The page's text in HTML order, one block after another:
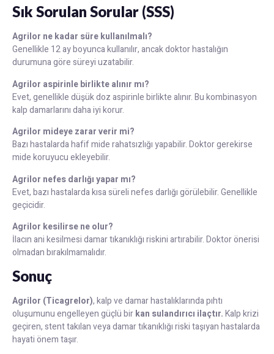
Sık Sorulan Sorular (SSS)
Agrilor ne kadar süre kullanılmalı?
Genellikle 12 ay boyunca kullanılır, ancak doktor hastalığın
durumuna göre süreyi uzatabilir.
Agrilor aspirinle birlikte alınır mı?
Evet, genellikle düşük doz aspirinle birlikte alınır. Bu kombinasyon
kalp damarlarını daha iyi korur.
Agrilor mideye zarar verir mi?
Bazı hastalarda hafif mide rahatsızlığı yapabilir. Doktor gerekirse
mide koruyucu ekleyebilir.
Agrilor nefes darlığı yapar mı?
Evet, bazı hastalarda kısa süreli nefes darlığı görülebilir. Genellikle
geçicidir.
Agrilor kesilirse ne olur?
İlacın ani kesilmesi damar tıkanıklığı riskini artırabilir. Doktor önerisi
olmadan bırakılmamalıdır.
Sonuç
Agrilor (Ticagrelor), kalp ve damar hastalıklarında pıhtı
oluşumunu engelleyen güçlü birkan sulandırıcı ilaçtır.Kalp krizi
geçiren, stent takılan veya damar tıkanıklığı riski taşıyan hastalarda
hayati önem taşır.